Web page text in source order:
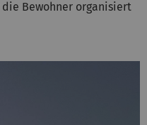
Bewohner organisiert